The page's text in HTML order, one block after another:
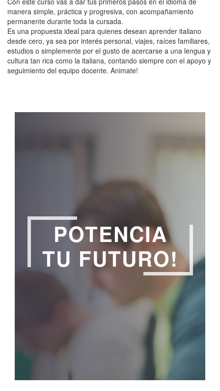
manera simple, práctica y progresiva, con acompañamiento
permanente durante toda la cursada.
Es una propuesta ideal para quienes desean aprender italiano
desde cero, ya sea por interés personal, viajes, raíces familiares,
estudios o simplemente por el gusto de acercarse a una lengua y
cultura tan rica como la italiana, contando siempre con el apoyo y
seguimiento del equipo docente. Animate!
POTENCIA
TU FUTURO!